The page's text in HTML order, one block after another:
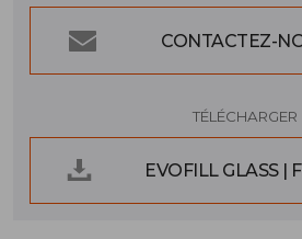
CONTACTEZ-
TÉLÉCHARGER
EVOFILL GLASS |